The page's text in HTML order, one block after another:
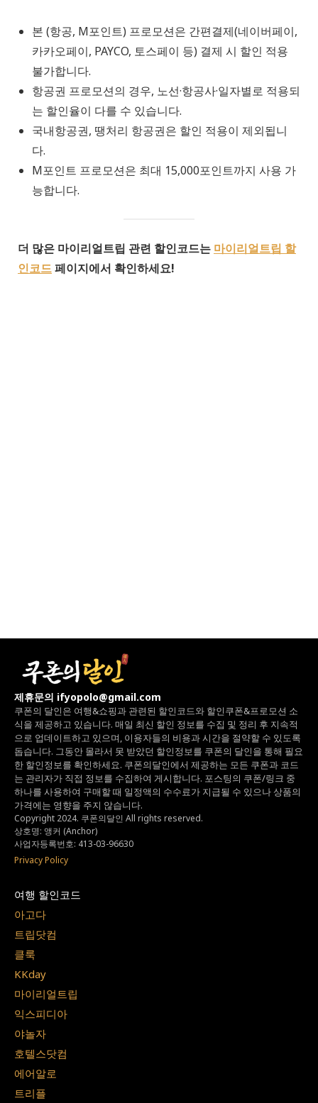
본 (항공, M포인트) 프로모션은 간편결제(네이버페이,
카카오페이, PAYCO, 토스페이 등) 결제 시 할인 적용
불가합니다.
항공권 프로모션의 경우, 노선·항공사·일자별로 적용되
는 할인율이 다를 수 있습니다.
국내항공권, 땡처리 항공권은 할인 적용이 제외됩니
다.
M포인트 프로모션은 최대 15,000포인트까지 사용 가
능합니다.
더 많은 마이리얼트립 관련 할인코드는 마이리얼트립 할
인코드페이지에서 확인하세요!
제휴문의 ifyopolo@gmail.com
쿠폰의 달인은 여행&쇼핑과 관련된 할인코드와 할인쿠폰&프로모션 소
식을 제공하고 있습니다. 매일 최신 할인 정보를 수집 및 정리 후 지속적
으로 업데이트하고 있으며, 이용자들의 비용과 시간을 절약할 수 있도록
돕습니다. 그동안 몰라서 못 받았던 할인정보를 쿠폰의 달인을 통해 필요
한 할인정보를 확인하세요. 쿠폰의달인에서 제공하는 모든 쿠폰과 코드
는 관리자가 직접 정보를 수집하여 게시합니다. 포스팅의 쿠폰/링크 중
하나를 사용하여 구매할 때 일정액의 수수료가 지급될 수 있으나상품의
가격에는 영향을 주지 않습니다.
Copyright 2024. 쿠폰의달인 All rights reserved.
상호명: 앵커 (Anchor)
사업자등록번호: 413-03-96630
Privacy Policy
여행 할인코드
아고다
트립닷컴
클룩
KKday
마이리얼트립
익스피디아
야놀자
호텔스닷컴
에어알로
트리플